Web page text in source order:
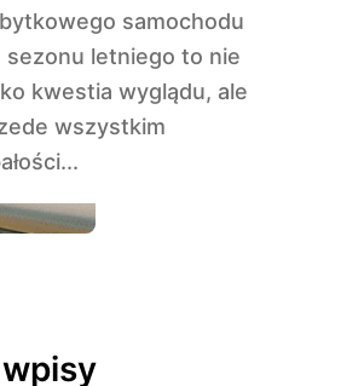
samochodu
sezonu letniego to nie
kwestia wyglądu, ale
wszystkim